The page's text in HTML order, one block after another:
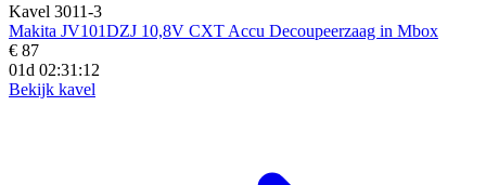
Kavel 3011-3
Makita JV101DZJ 10,8V CXT Accu Decoupeerzaag in Mbox
€ 87
01d 02:31:10
Bekijk kavel